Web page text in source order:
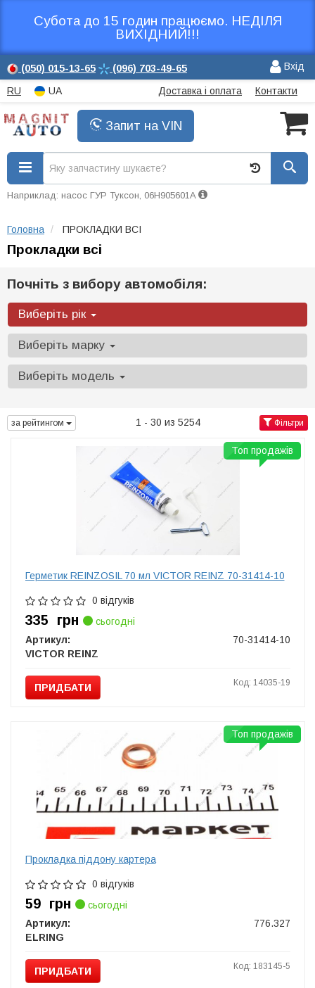
Субота до 15 годин працюємо. НЕДІЛЯ
ВИХІДНИЙ!!!
(050) 015-13-65 (096) 703-49-65 Вхід
RU UA Доставка і оплата Контакти
Запит на VIN
Наприклад: насос ГУР Туксон, 06H905601A
Головна ПРОКЛАДКИ ВСІ
Прокладки всі
Почніть з вибору автомобіля:
Виберіть рік
Виберіть марку
Виберіть модель
за рейтингом 1 - 30 из 5254 Фільтри
Герметик REINZOSIL 70 мл VICTOR REINZ 70-31414-10
0 відгуків
335 грн
сьогодні
Артикул:
70-31414-10
VICTOR REINZ
ПРИДБАТИ Код: 14035-19
Топ продажів
Прокладка піддону картера
0 відгуків
59 грн
сьогодні
Артикул:
776.327
ELRING
ПРИДБАТИ Код: 183145-5
Топ продажів